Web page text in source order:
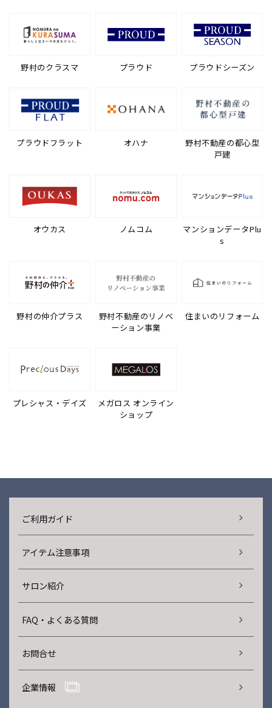
野村のクラスマ プラウド プラウドシーズン
プラウドフラット オハナ
野村不動産の都心型
戸建
オウカス ノムコム
マンションデータPlu
s
野村の仲介プラス
野村不動産のリノベ
ーション事業
住まいのリフォーム
プレシャス・デイズ
メガロス オンライン
ショップ
ご利用ガイド
アイテム注意事項
サロン紹介
FAQ・よくある質問
お問合せ
企業情報